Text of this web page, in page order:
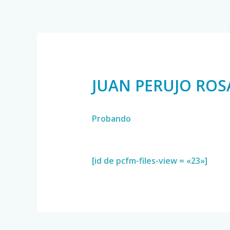
JUAN PERUJO
Probando
[id de pcfm-files-view = «23»]